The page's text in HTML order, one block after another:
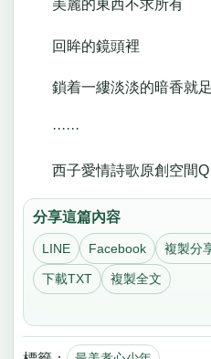
美麗的東西不求所有
回眸的鏡頭裡
鎖着一縷淡淡的暗香就
······
西子愛情詩歌原創空間Q
分享這篇內容
LINE Facebook 複製分
下載TXT 複製全文